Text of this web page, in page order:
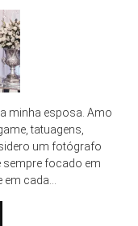
minha esposa. Amo
tatuagens,
um fotógrafo
focado em
cada...